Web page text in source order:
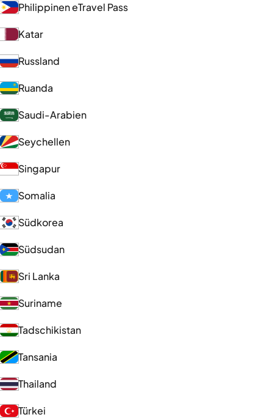
Philippinen eTravel Pass
Katar
Russland
Ruanda
Saudi-Arabien
Seychellen
Singapur
Somalia
Südkorea
Südsudan
Sri Lanka
Suriname
Tadschikistan
Tansania
Thailand
Türkei